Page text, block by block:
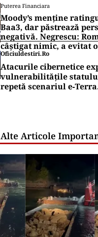
Puterea Financiara
Moody’s menține
Baa3, dar păstrează
negativă. Negrescu:
câștigat nimic, a evitat
Oficiuldestiri.ro
Atacurile cibernetice
vulnerabilitățile
repetă scenariul
Alte Articole